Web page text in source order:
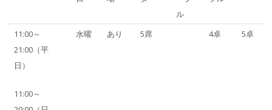
ル
11:00～
21:00（平
日）
11:00～
水曜 あり 5席 4卓 5卓